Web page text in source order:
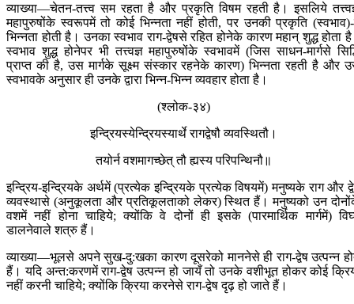
व्याख्या—चेतन-तत्त्व सम रहता है और प्रकृति विषम रहती है। इसलिये
महापुरुषोंके स्वरूपमें तो कोई भिन्नता नहीं होती, पर उनकी प्रकृति
भिन्नता होती है। उनका स्वभाव राग-द्वेषसे रहित होनेके कारण महान् शुद्ध होता
स्वभाव शुद्ध होनेपर भी तत्त्वज्ञ महापुरुषोंके स्वभावमें (जिस साधन-मार्गसे
प्राप्त की है, उस मार्गके सूक्ष्म संस्कार रहनेके कारण) भिन्नता रहती है और
स्वभावके अनुसार ही उनके द्वारा भिन्न-भिन्न व्यवहार होता है।
(श्लोक-३४)
इन्द्रियस्येन्द्रियस्यार्थे रागद्वेषौ व्यवस्थितौ।
तयोर्न वशमागच्छे‍त् तौ ह्यस्य परिपन्थिनौ॥
इन्द्रिय-इन्द्रियके अर्थमें (प्रत्येक इन्द्रियके प्रत्येक विषयमें) मनुष्यके राग और
व्यवस्थासे (अनुकूलता और प्रतिकूलताको लेकर) स्थित हैं। मनुष्यको उन
वशमें नहीं होना चाहिये; क्योंकि वे दोनों ही इसके (पारमार्थिक मार्गमें)
डालनेवाले शत्रु हैं।
व्याख्या—भूलसे अपने सुख-दु:खका कारण दूसरेको माननेसे ही राग-द्वेष उत्पन्न
हैं। यदि अन्त:करणमें राग-द्वेष उत्पन्न हो जायँ तो उनके वशीभूत होकर कोई
नहीं करनी चाहिये; क्योंकि क्रिया करनेसे राग-द्वेष दृढ़ हो जाते हैं।